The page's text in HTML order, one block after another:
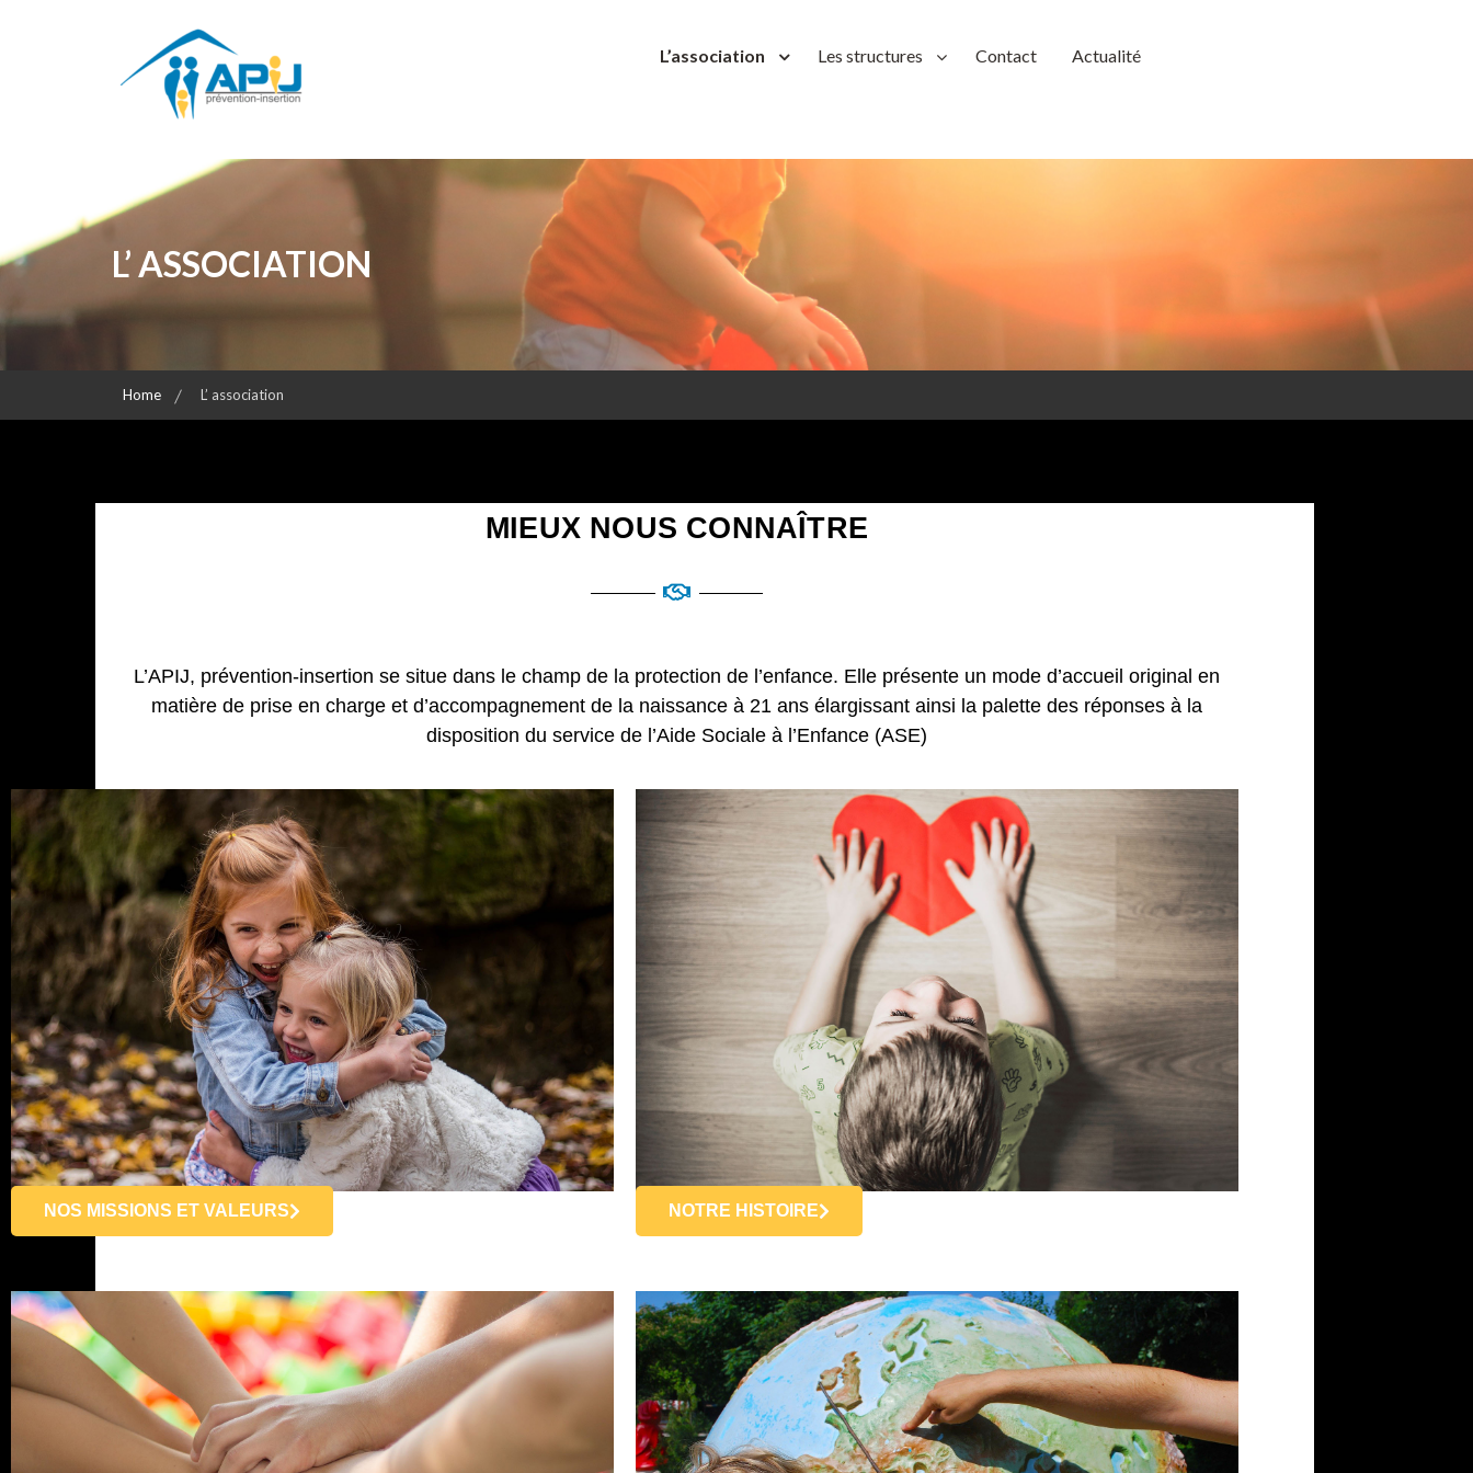
APIJ
L’association Les structures Contact Actualité
L’ ASSOCIATION
Home L’ association
MIEUX NOUS CONNAÎTRE
L’APIJ, prévention-insertion se situe dans le champ de la protection de l’enfance. Elle présente un mode d’accueil original en
matière de prise en charge et d’accompagnement de la naissance à 21 ans élargissant ainsi la palette des réponses à la
disposition du service de l’Aide Sociale à l’Enfance (ASE)
NOS MISSIONS ET VALEURS NOTRE HISTOIRE